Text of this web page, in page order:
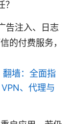
告注入、日志
的付费服务，
翻墙：全面指
、代理与